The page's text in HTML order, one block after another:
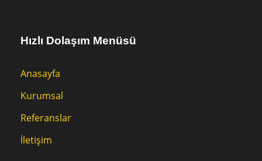
Hızlı Dolaşım Menüsü
Anasayfa
Kurumsal
Referanslar
İletişim